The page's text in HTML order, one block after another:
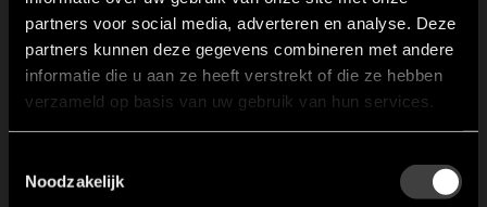
partners voor social media, adverteren en analyse. Deze
partners kunnen deze gegevens combineren met andere
informatie die u aan ze heeft verstrekt of die ze hebben
verzameld op basis van uw gebruik van hun services.
Noodzakelijk
Neem eens een kijkje in
onzeshowroom
Wilt u graag met een adviseur om de tafel om een plan te
bespreken, maak dan vooraf een afspraak om teleurstelling te
voorkomen.